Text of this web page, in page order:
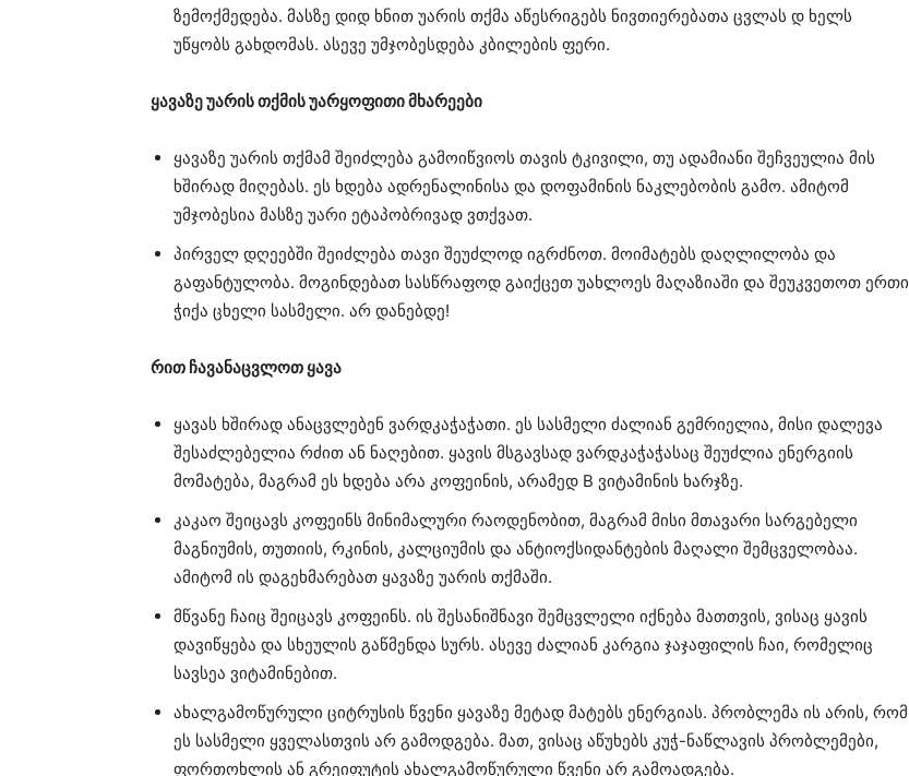
ზემოქმედება. მასზე დიდ ხნით უარის თქმა აწესრიგებს ნივთიერებათა ცვლას დ ხელს
უწყობს გახდომას. ასევე უმჯობესდება კბილების ფერი.
ყავაზე უარის თქმის უარყოფითი მხარეები
ყავაზე უარის თქმამ შეიძლება გამოიწვიოს თავის ტკივილი, თუ ადამიანი შეჩვეულია მის
ხშირად მიღებას. ეს ხდება ადრენალინისა და დოფამინის ნაკლებობის გამო. ამიტომ
უმჯობესია მასზე უარი ეტაპობრივად ვთქვათ.
პირველ დღეებში შეიძლება თავი შეუძლოდ იგრძნოთ. მოიმატებს დაღლილობა და
გაფანტულობა. მოგინდებათ სასწრაფოდ გაიქცეთ უახლოეს მაღაზიაში და შეუკვეთოთ ერთი
ჭიქა ცხელი სასმელი. არ დანებდე!
რით ჩავანაცვლოთ ყავა
ყავას ხშირად ანაცვლებენ ვარდკაჭაჭათი. ეს სასმელი ძალიან გემრიელია, მისი დალევა
შესაძლებელია რძით ან ნაღებით. ყავის მსგავსად ვარდკაჭაჭასაც შეუძლია ენერგიის
მომატება, მაგრამ ეს ხდება არა კოფეინის, არამედ B ვიტამინის ხარჯზე.
კაკაო შეიცავს კოფეინს მინიმალური რაოდენობით, მაგრამ მისი მთავარი სარგებელი
მაგნიუმის, თუთიის, რკინის, კალციუმის და ანტიოქსიდანტების მაღალი შემცველობაა.
ამიტომ ის დაგეხმარებათ ყავაზე უარის თქმაში.
მწვანე ჩაიც შეიცავს კოფეინს. ის შესანიშნავი შემცვლელი იქნება მათთვის, ვისაც ყავის
დავიწყება და სხეულის გაწმენდა სურს. ასევე ძალიან კარგია ჯაჯაფილის ჩაი, რომელიც
სავსეა ვიტამინებით.
ახალგამოწურული ციტრუსის წვენი ყავაზე მეტად მატებს ენერგიას. პრობლემა ის არის, რომ
ეს სასმელი ყველასთვის არ გამოდგება. მათ, ვისაც აწუხებს კუჭ-ნაწლავის პრობლემები,
ფორთოხლის ან გრეიფუტის ახალგამოწურული წვენი არ გამოადგება.